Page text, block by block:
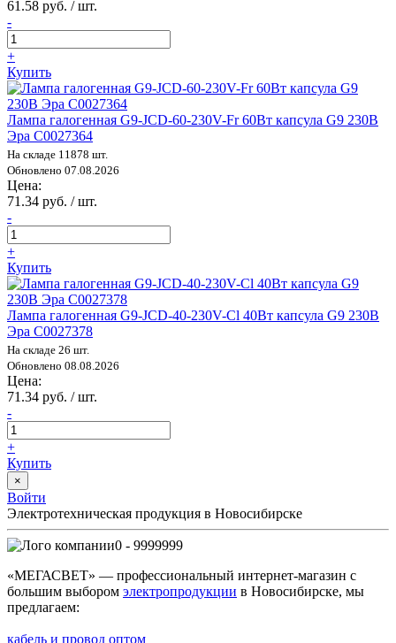
61.58 руб. / шт.
-
+
Купить
Лампа галогенная G9-JCD-60-230V-Fr 60Вт капсула G9 230В
Эра C0027364
На складе 11878 шт.
Обновлено 07.08.2026
Цена:
71.34 руб. / шт.
-
+
Купить
Лампа галогенная G9-JCD-40-230V-Cl 40Вт капсула G9 230В
Эра C0027378
На складе 26 шт.
Обновлено 08.08.2026
Цена:
71.34 руб. / шт.
-
+
Купить
×
Войти
Электротехническая продукция в Новосибирске
0 - 9999999
«МЕГАСВЕТ» — профессиональный интернет-магазин с
большим выбором электропродукции в Новосибирске, мы
предлагаем:
кабель и провод оптом